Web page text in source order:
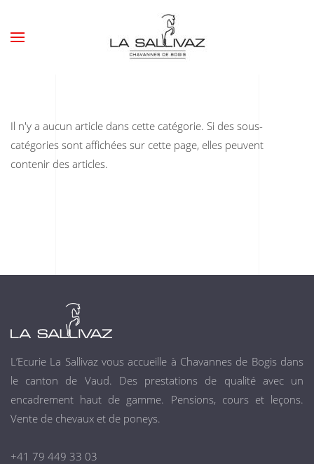
Il n'y a aucun article dans cette catégorie. Si des sous-
catégories sont affichées sur cette page, elles peuvent
contenir des articles.
L’Ecurie La Sallivazvous accueille à Chavannes de Bogis dans
le canton de Vaud. Des prestations de qualité avec un
encadrement haut de gamme. Pensions, cours et leçons.
Vente de chevaux et de poneys.
+41 79 449 33 03